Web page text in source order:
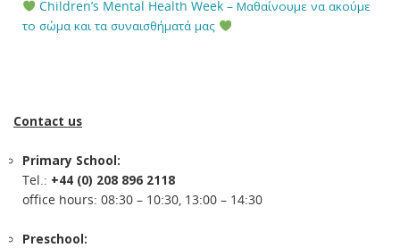
Children’s Mental Health Week – Μαθαίνουμε να ακούμε
το σώμα και τα συναισθήματά μας
Contact us
Primary School:
Tel.: +44 (0) 208 896 2118
office hours: 08:30 – 10:30, 13:00 – 14:30
Preschool: